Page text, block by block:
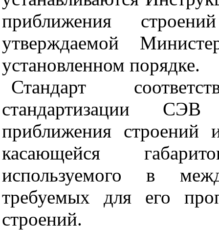
приближения
утверждаемой
установленном порядке.
Стандарт
стандартизации
приближения строений
касающейся
используемого в
требуемых для его
строений.